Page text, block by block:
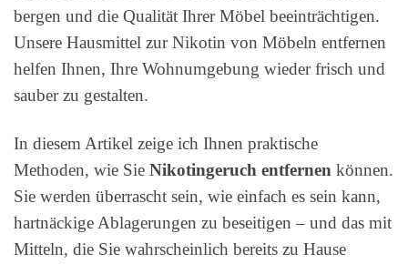
bergen und die Qualität Ihrer Möbel beeinträchtigen.
Unsere Hausmittel zur Nikotin von Möbeln entfernen
helfen Ihnen, Ihre Wohnumgebung wieder frisch und
sauber zu gestalten.
In diesem Artikel zeige ich Ihnen praktische
Methoden, wie Sie Nikotingeruch entfernen können.
Sie werden überrascht sein, wie einfach es sein kann,
hartnäckige Ablagerungen zu beseitigen – und das mit
Mitteln, die Sie wahrscheinlich bereits zu Hause